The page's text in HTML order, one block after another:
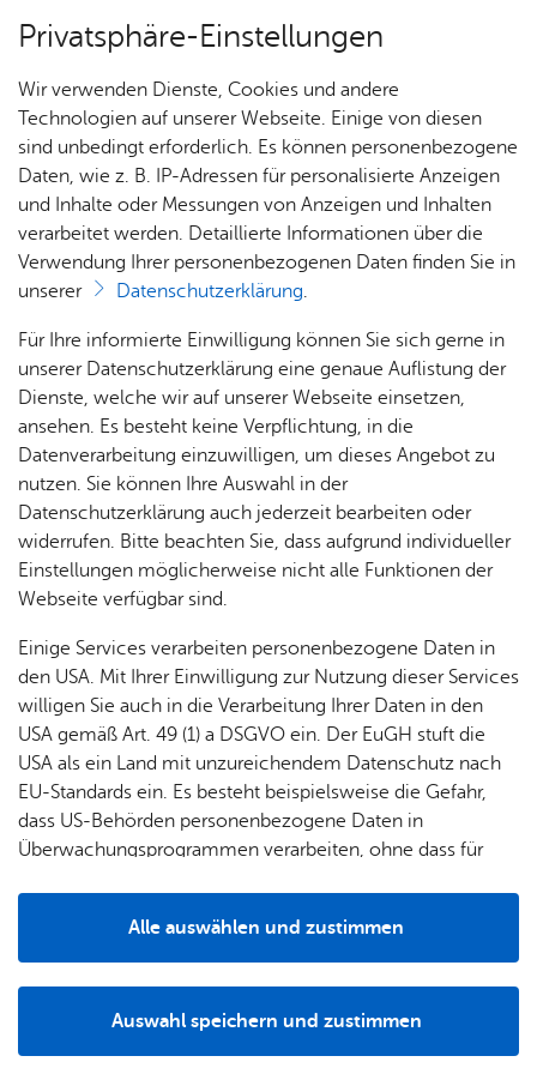
Über­sicht Bür­ger & Stadt
Rat­
haus &
Bür­
ger­
ser­vice
Rat­
häu­ser
& Orts­
ver­
wal­
Ämter
A–Z
Diens
t­leis­
tun­gen
A–Z
For­
Nach­
rich­
ten,
Vi­de­os
& Bil­
der
Me­di­
en­in­
for­ma­
tio­nen
fent­li­
che
Be­
kannt­
ma­
chun­
& TV
Pres­se
Jobs
Stel­
len­an­
ge­bo­te
Aus­bil­
dung &
Stu­di­
um
Bil­
dung
& Be­
treu­
ung
Potz­
be­
treu­
ung
Schu­
len
Bauen
& Um­
welt
Geo­
da­ten
& 3D-
Stadt­
Bau­
stel­len
& Um­
lei­tun­
Um­
welt &
Kli­ma­
Sa­nie­
ren &
bi­li­en
Stadt­
Ge­
sund­
heit &
kum
Ärzte &
Apo­
Fa­mi­lie
& Kin­
der
Se­nio­
ren
Woh­
nen
re­frei
Pfle­ge
& Un­
ter­stüt­
zung
Stadt­plan
Deut­scher Kin­der­schutz­bund
Orts­ver­band Fried­richs­ha­fen
e. V.
Vor­le­sen
Deut­scher Kin­der­schutz­bund Orts­ver­band Fried­richs­ha­
fen e. V.
Schanz­str. 19
88045Fried­richs­ha­fen
Zur Web­site
Rou­ten­pla­ner star­ten
Genauen Standort anzeigen
Privatsphäre-Einstellungen
Wir verwenden Dienste, Cookies und andere
Technologien auf unserer Webseite. Einige von diesen
sind unbedingt erforderlich. Es können personenbezogene
Daten, wie z. B. IP-Adressen für personalisierte Anzeigen
und Inhalte oder Messungen von Anzeigen und Inhalten
verarbeitet werden. Detaillierte Informationen über die
Verwendung Ihrer personenbezogenen Daten finden Sie in
unserer
Datenschutzerklärung.
Für Ihre informierte Einwilligung können Sie sich gerne in
unserer Datenschutzerklärung eine genaue Auflistung der
Dienste, welche wir auf unserer Webseite einsetzen,
ansehen. Es besteht keine Verpflichtung, in die
Datenverarbeitung einzuwilligen, um dieses Angebot zu
nutzen. Sie können Ihre Auswahl in der
Datenschutzerklärung auch jederzeit bearbeiten oder
widerrufen. Bitte beachten Sie, dass aufgrund individueller
Einstellungen möglicherweise nicht alle Funktionen der
Webseite verfügbar sind.
Einige Services verarbeiten personenbezogene Daten in
den USA. Mit Ihrer Einwilligung zur Nutzung dieser Services
willigen Sie auch in die Verarbeitung Ihrer Daten in den
USA gemäß Art. 49 (1) a DSGVO ein. Der EuGH stuft die
USA als ein Land mit unzureichendem Datenschutz nach
EU-Standards ein. Es besteht beispielsweise die Gefahr,
dass US-Behörden personenbezogene Daten in
Überwachungsprogrammen verarbeiten, ohne dass für
Auswahl speichern und zustimmen
Alle auswählen und zustimmen